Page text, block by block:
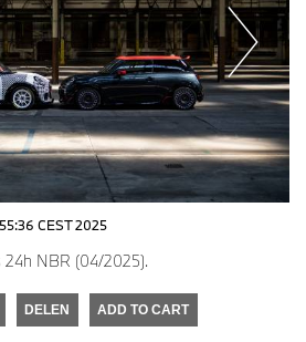
CEST 2025
24h NBR (04/2025).
DELEN ADD TO CART